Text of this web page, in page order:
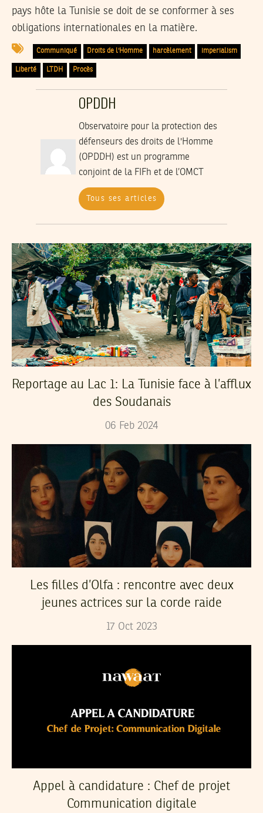
pays hôte la Tunisie se doit de se conformer à ses
obligations internationales en la matière.
Communiqué Droits de l'Homme harcèlement imperialism
Liberté LTDH Procès
OPDDH
Observatoire pour la protection des
défenseurs des droits de l'Homme
(OPDDH) est un programme
conjoint de la FIFh et de l’OMCT
Tous ses articles
Reportage au Lac 1: La Tunisie face à l’afflux
des Soudanais
06 Feb 2024
Les filles d’Olfa : rencontre avec deux
jeunes actrices sur la corde raide
17 Oct 2023
Appel à candidature : Chef de projet
Communication digitale